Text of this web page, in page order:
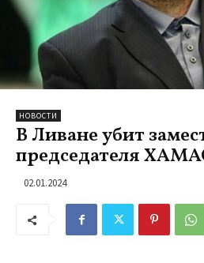
НОВОСТИ
В Ливане убит
председателя
02.01.2024